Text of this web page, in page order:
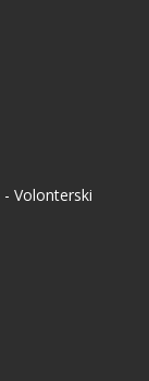
Volonterski